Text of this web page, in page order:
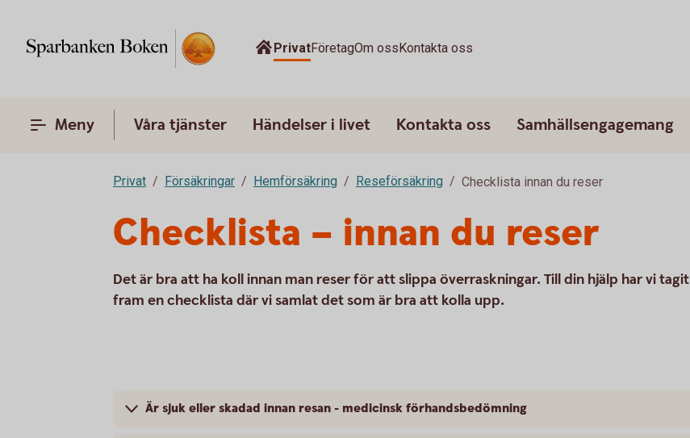
PrivatFöretagOm ossKontakta oss
Meny Våra tjänster Händelser i livet Kontakta oss Samhällsengagemang
Privat Försäkringar Hemförsäkring Reseförsäkring Checklista innan du reser
Checklista – innan du reser
Det är bra att ha koll innan man reser för att slippa överraskningar. Till din hjälp har vi tagit
fram en checklista där vi samlat det som är bra att kolla upp.
Är sjuk eller skadad innan resan - medicinsk förhandsbedömning